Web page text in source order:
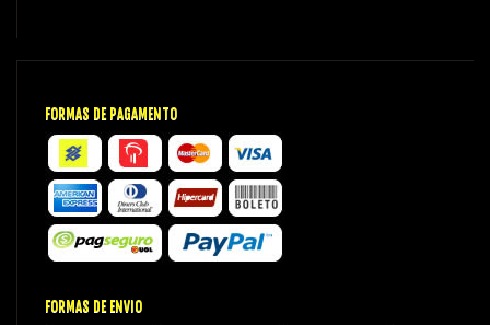
FORMAS DE PAGAMENTO
FORMAS DE ENVIO